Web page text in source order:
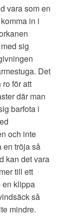
vara som en
in i
sig
Det
för att
där man
barfota i
och inte
en tröja så
kan det vara
till ett
en klippa
så
mindre.